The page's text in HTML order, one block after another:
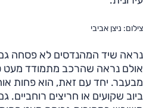
צילום: ניצן אביבי
נראה שיד המהנדסים לא פסחה גם
אולם נראה שהרכב מתמודד מעט
מבעבר. יחד עם זאת, הוא פחות
ביוב שקועים או חריצים רוחביים.